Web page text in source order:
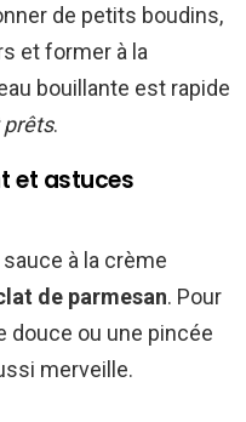
de petits boudins,
et former à la
bouillante est rapide
prêts.
et astuces
à la crème
de parmesan. Pour
douce ou une pincée
merveille.